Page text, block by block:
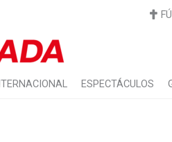
ESPECTÁCULOS